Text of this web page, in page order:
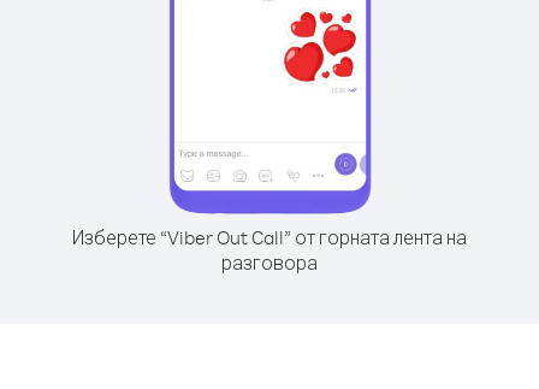
Изберете “Viber Out Call” от горната лента на
разговора